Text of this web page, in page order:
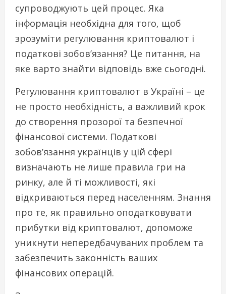
супроводжують цей процес. Яка
інформація необхідна для того, щоб
зрозуміти регулювання криптовалют і
податкові зобов’язання? Це питання, на
яке варто знайти відповідь вже сьогодні.
Регулювання криптовалют в Україні – це
не просто необхідність, а важливий крок
до створення прозорої та безпечної
фінансової системи. Податкові
зобов’язання українців у цій сфері
визначають не лише правила гри на
ринку, але й ті можливості, які
відкриваються перед населенням. Знання
про те, як правильно оподатковувати
прибутки від криптовалют, допоможе
уникнути непередбачуваних проблем та
забезпечить законність ваших
фінансових операцій.